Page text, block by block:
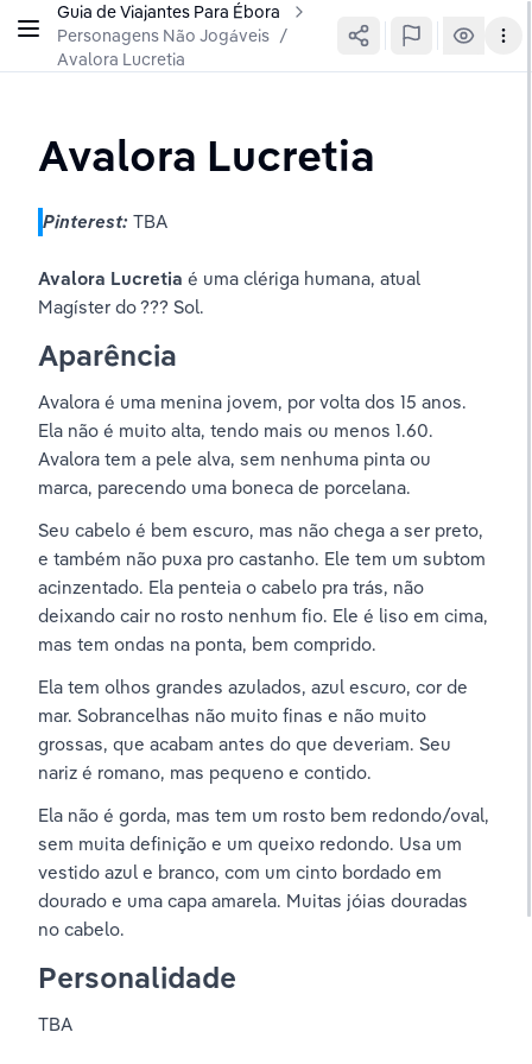
Guia de Viajantes Para Ébora
Personagens Não Jogáveis /
Avalora Lucretia
Avalora Lucretia
Pinterest: TBA
Avalora Lucretia é uma clériga humana, atual
Magíster do ??? Sol.
Aparência
Avalora é uma menina jovem, por volta dos 15 anos.
Ela não é muito alta, tendo mais ou menos 1.60.
Avalora tem a pele alva, sem nenhuma pinta ou
marca, parecendo uma boneca de porcelana.
Seu cabelo é bem escuro, mas não chega a ser preto,
e também não puxa pro castanho. Ele tem um subtom
acinzentado. Ela penteia o cabelo pra trás, não
deixando cair no rosto nenhum fio. Ele é liso em cima,
mas tem ondas na ponta, bem comprido.
Ela tem olhos grandes azulados, azul escuro, cor de
mar. Sobrancelhas não muito finas e não muito
grossas, que acabam antes do que deveriam. Seu
nariz é romano, mas pequeno e contido.
Ela não é gorda, mas tem um rosto bem redondo/oval,
sem muita definição e um queixo redondo. Usa um
vestido azul e branco, com um cinto bordado em
dourado e uma capa amarela. Muitas jóias douradas
no cabelo.
Personalidade
TBA